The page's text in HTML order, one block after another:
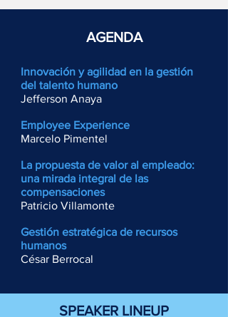
AGENDA
Innovación y agilidad en la gestión
del talento humano
Jefferson Anaya
Employee Experience
Marcelo Pimentel
La propuesta de valor al empleado:
una mirada integral de las
compensaciones
Patricio Villamonte
Gestión estratégica de recursos
humanos
César Berrocal
SPEAKER LINEUP